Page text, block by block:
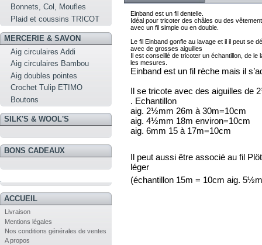
Bonnets, Col, Moufles
Plaid et coussins TRICOT
MERCERIE & SAVON
Aig circulaires Addi
Aig circulaires Bambou
Aig doubles pointes
Crochet Tulip ETIMO
Boutons
SILK'S & WOOL'S
BONS CADEAUX
ACCUEIL
Livraison
Mentions légales
Nos conditions générales de ventes
A propos
Einband est un fil dentelle.
Idéal pour tricoter des châles ou des
avec un fil simple ou en double.
Le fil Einband gonfle au lavage et il il peut se
Il est conseillé de tricoter un échantillon, de le
les mesures.
Einband est un fil rèche mais il
Il se tricote avec des aiguilles de
. Echantillon
aig. 2½mm 26m à 30m=10cm
aig. 4½mm 18m environ=10cm
aig. 6mm 15 à 17m=10cm
Il peut aussi être associé au fil
léger
(échantillon 15m = 10cm aig.